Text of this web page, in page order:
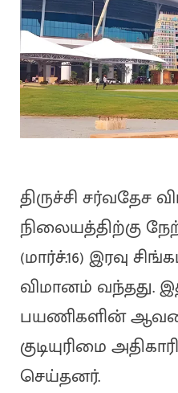
திருச்சி சர்வதேச
நிலையத்திற்கு
(மார்ச்.16) இரவு
விமானம் வந்தது.
பயணிகளின்
குடியுரிமை
செய்தனர்.